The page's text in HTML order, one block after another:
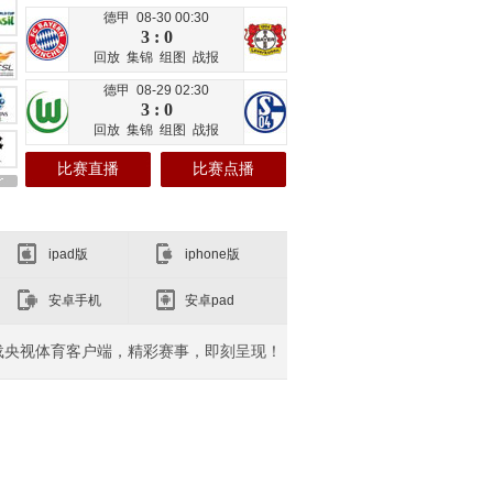
德甲 08-30 00:30
3 : 0
回放 集锦 组图 战报
德甲 08-29 02:30
3 : 0
回放 集锦 组图 战报
比赛直播 比赛点播
ipad版 iphone版
安卓手机 安卓pad
央视体育客户端，精彩赛事，即刻呈现！